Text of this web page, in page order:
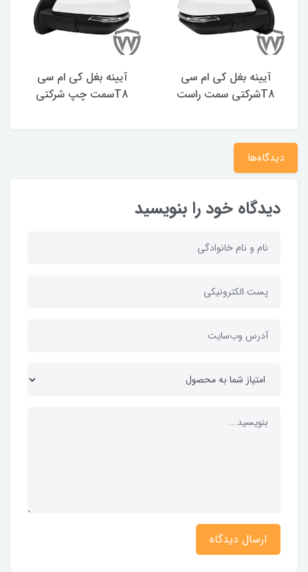
آیینه بغل کی ام سی
T8شرکتی سمت راست
آیینه بغل کی ام سی
T8سمت چپ شرکتی
دیدگاه‌ها
دیدگاه خود را بنویسید
ارسال دیدگاه